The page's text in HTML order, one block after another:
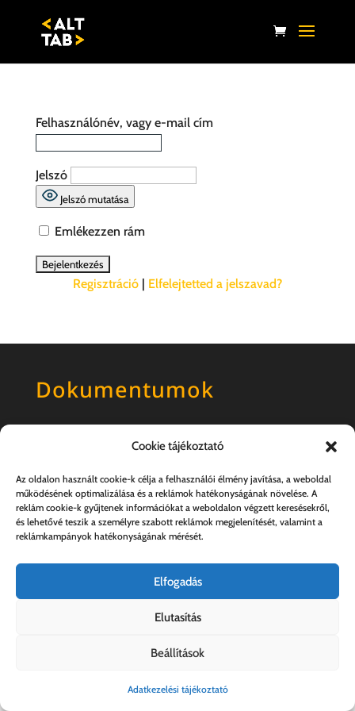
Cookie tájékoztató
Az oldalon használt cookie-k célja a felhasználói élmény javítása, a weboldal
működésének optimalizálása és a reklámok hatékonyságának növelése. A
reklám cookie-k gyűjtenek információkat a weboldalon végzett keresésekről,
és lehetővé teszik a személyre szabott reklámok megjelenítését, valamint a
reklámkampányok hatékonyságának mérését.
Elfogadás
Elutasítás
Beállítások
Adatkezelési tájékoztató
Felhasználónév, vagy e-mail cím
Jelszó
Jelszó mutatása
Emlékezzen rám
Regisztráció| Elfelejtetted a jelszavad?
Dokumentumok
Általános szerződési feltételek
Kovács András e.v. | 57357889-1-33